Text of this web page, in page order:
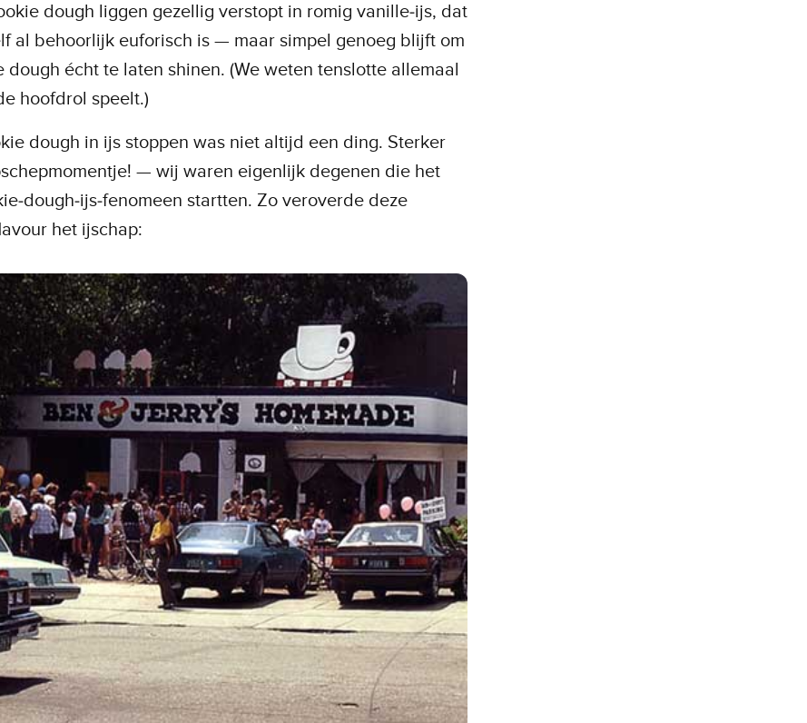
dough liggen gezellig verstopt in romig vanille‑ijs, dat
al behoorlijk euforisch is — maar simpel genoeg blijft om
dough écht te laten shinen. (We weten tenslotte allemaal
hoofdrol speelt.)
dough in ijs stoppen was niet altijd een ding. Sterker
— wij waren eigenlijk degenen die het
startten. Zo veroverde deze
het ijschap: